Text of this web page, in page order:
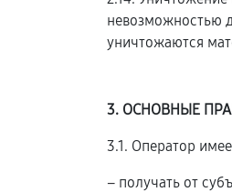
невозможностью
уничтожаются
3. ОСНОВНЫЕ
3.1. Оператор
– получать от